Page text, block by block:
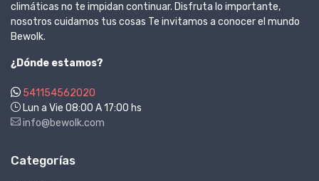
climáticas no te impidan continuar. Disfruta lo importante,
nosotros cuidamos tus cosas Te invitamos a conocer el mundo
Bewolk.
¿Dónde estamos?
541154562020
Lun a Vie 08:00 A 17:00 hs
info@bewolk.com
Categorías